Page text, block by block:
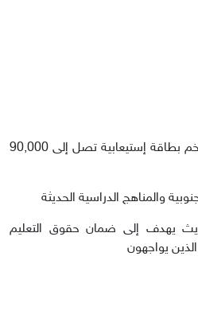
بناء 30 مجمع تعليمي ضخم بطاقة إستيعابية تصل إلى 90,000
والمناهج الدراسية الحديثة
يهدف إلى ضمان حقوق التعليم
يواجهون